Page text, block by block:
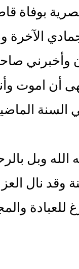
بوفاة
وأخبرني
أن اموت
السنة
وبل
نال